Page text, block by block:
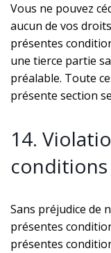
Vous ne pouvez
aucun de vos
présentes
une tierce partie
préalable. Toute
présente section
14.
conditions
Sans préjudice de
présentes
présentes